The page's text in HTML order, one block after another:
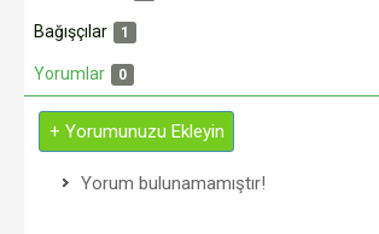
Bağışçılar 1
Yorumlar 0
+ Yorumunuzu Ekleyin
Yorum bulunamamıştır!